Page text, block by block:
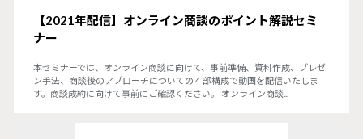
【2021年配信】オンライン商談のポイント解説セミ
ナー
本セミナーでは、オンライン商談に向けて、事前準備、資料作成、プレゼ
ン手法、商談後のアプローチについての４部構成で動画を配信いたしま
す。商談成約に向けて事前にご確認ください。 オンライン商談...